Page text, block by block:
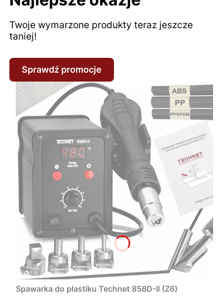
Twoje wymarzone produkty teraz jeszcze
taniej!
Sprawdź promocje
Spawarka do plastiku Technet 858D-II (Z6)